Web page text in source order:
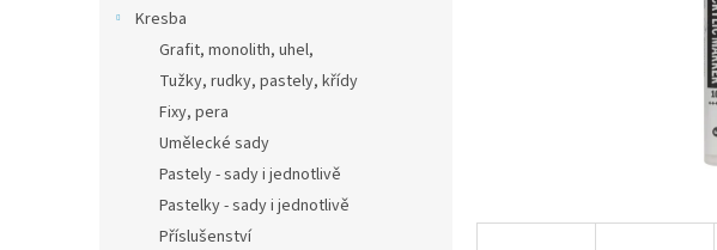
Kresba
Grafit, monolith, uhel,
Tužky, rudky, pastely, křídy
Fixy, pera
Umělecké sady
Pastely - sady i jednotlivě
Pastelky - sady i jednotlivě
Příslušenství